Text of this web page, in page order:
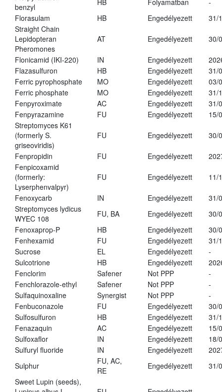
benzyl
HB Folyamatban
-
Florasulam
HB Engedélyezett
31/
Straight Chain
Lepidopteran
Pheromones
AT Engedélyezett 30/
Flonicamid (IKI-220) IN Engedélyezett
Flazasulfuron
HB Engedélyezett
31/
Ferric pyrophosphate
MO Engedélyezett
03/
Ferric phosphate
MO Engedélyezett
31/
Fenpyroximate
AC Engedélyezett
31/
Fenpyrazamine
FU Engedélyezett
15/
Streptomyces K61
(formerly S.
griseoviridis)
FU Engedélyezett 30/
Fenpropidin FU Engedélyezett
Fenpicoxamid
(formerly:
Lyserphenvalpyr)
FU Engedélyezett 11/
Fenoxycarb IN Engedélyezett
31/
Streptomyces lydicus
WYEC 108
FU, BA Engedélyezett
30/
Fenoxaprop-P
HB Engedélyezett
30/
Fenhexamid
FU Engedélyezett
31/
Sucrose
EL Engedélyezett
-
Sulcotrione
HB Engedélyezett
Fenclorim
Safener Not PPP
-
Fenchlorazole-ethyl
Safener Not PPP
-
Sulfaquinoxaline
Synergist Not PPP
-
Fenbuconazole
FU Engedélyezett
30/
Sulfosulfuron
HB Engedélyezett
31/
Fenazaquin
AC Engedélyezett
15/
Sulfoxaflor
IN Engedélyezett
18/
Sulfuryl fluoride
IN Engedélyezett
Sulphur
FU, AC,
RE
Engedélyezett
31/
Sweet Lupin (seeds),